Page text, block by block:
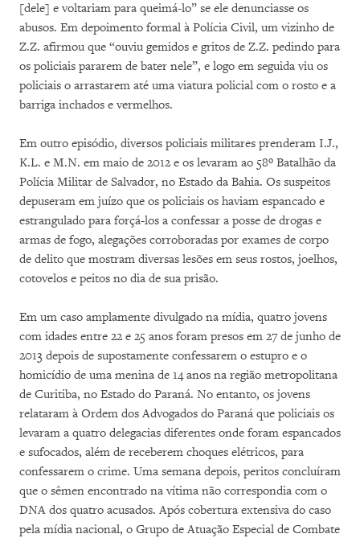
[dele] e voltariam para queimá-lo” se ele denunciasse os
abusos. Em depoimento formal à Polícia Civil, um vizinho de
Z.Z. afirmou que “ouviu gemidos e gritos de Z.Z. pedindo para
os policiais pararem de bater nele”, e logo em seguida viu os
policiais o arrastarem até uma viatura policial com o rosto e a
barriga inchados e vermelhos.
Em outro episódio, diversos policiais militares prenderam I.J.,
K.L. e M.N. em maio de 2012 e os levaram ao 58º Batalhão da
Polícia Militar de Salvador, no Estado da Bahia. Os suspeitos
depuseram em juízo que os policiais os haviam espancado e
estrangulado para forçá-los a confessar a posse de drogas e
armas de fogo, alegações corroboradas por exames de corpo
de delito que mostram diversas lesões em seus rostos, joelhos,
cotovelos e peitos no dia de sua prisão.
Em um caso amplamente divulgado na mídia, quatro jovens
com idades entre 22 e 25 anos foram presos em 27 de junho de
2013 depois de supostamente confessarem o estupro e o
homicídio de uma menina de 14 anos na região metropolitana
de Curitiba, no Estado do Paraná. No entanto, os jovens
relataram à Ordem dos Advogados do Paraná que policiais os
levaram a quatro delegacias diferentes onde foram espancados
e sufocados, além de receberem choques elétricos, para
confessarem o crime. Uma semana depois, peritos concluíram
que o sêmen encontrado na vítima não correspondia com o
DNA dos quatro acusados. Após cobertura extensiva do caso
pela mídia nacional, o Grupo de Atuação Especial de Combate